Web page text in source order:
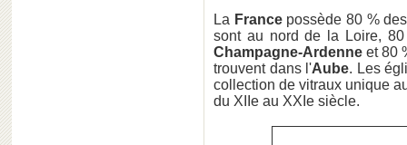
La France possède 80 %
sont au nord de la Loire,
Champagne-Ardenne et 80
trouvent dans l'Aube. Les
collection de vitraux unique
du XIIe au XXIe siècle.